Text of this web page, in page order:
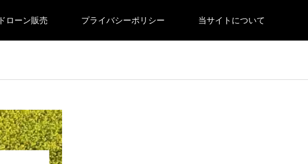
ドローン販売 プライバシーポリシー 当サイトについて